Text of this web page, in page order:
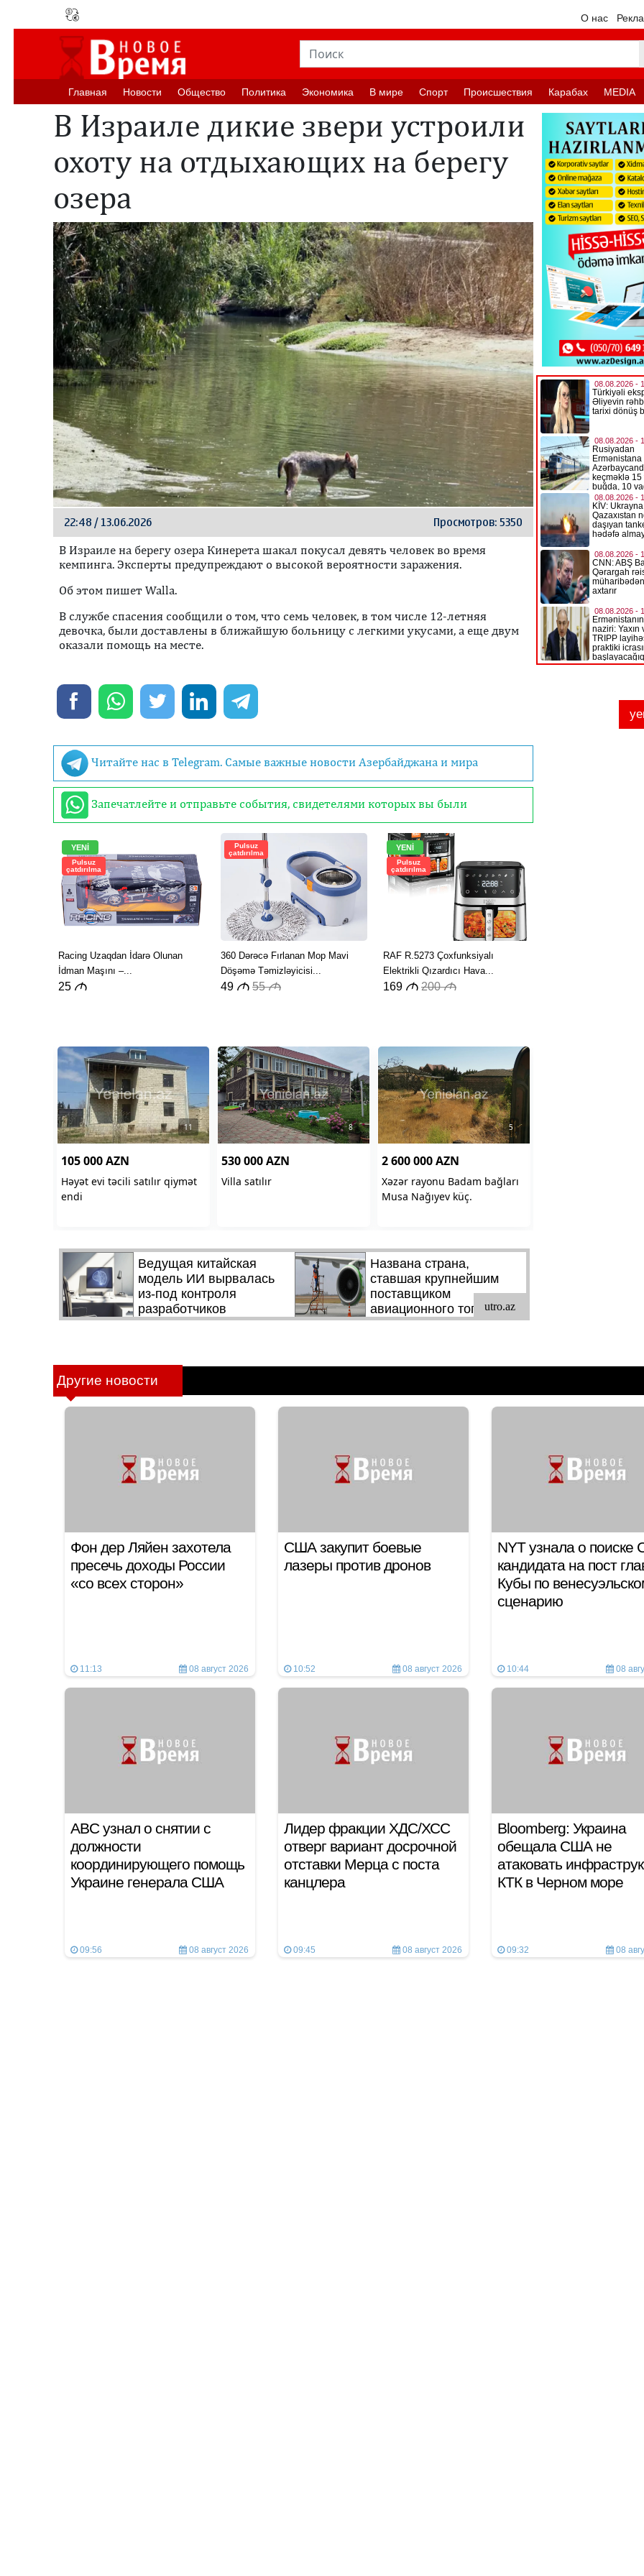
О нас
Главная Новости Oбщество Политика Экономика В мире Спорт Происшествия Карабах MEDIA
В Израиле дикие звери устроили
охоту на отдыхающих на берегу
озера
22:48 / 13.06.2026 Просмотров: 5350
В Израиле на берегу озера Кинерета шакал покусал девять человек во время
кемпинга. Эксперты предупреждают о высокой вероятности заражения.
Oб этом пишет Walla.
В службе спасения сообщили о том, что семь человек, в том числе 12-летняя
девочка, были доставлены в ближайшую больницу с легкими укусами, а еще двум
оказали помощь на месте.
Читайте нас в Telegram. Самые важные новости Азербайджана и мира
Запечатлейте и отправьте события, свидетелями которых вы были
Другие новости
Фон дер Ляйен захотела
пресечь доходы России
«со всех сторон»
11:13 08 август 2026
США закупит боевые
лазеры против дронов
10:52 08 август 2026
NYT узнала о
кандидата на пост
Кубы по
сценарию
10:44 08
ABC узнал о снятии с
должности
координирующего помощь
Украине генерала США
09:56 08 август 2026
Лидер фракции ХДС/ХСС
отверг вариант досрочной
отставки Мерца с поста
канцлера
09:45 08 август 2026
Bloomberg: Украина
обещала США не
атаковать
КТК в Черном море
09:32 08